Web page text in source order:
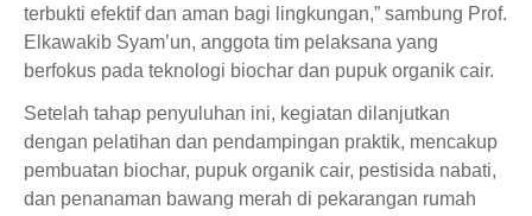
terbukti efektif dan aman bagi lingkungan,” sambung Prof.
Elkawakib Syam’un, anggota tim pelaksana yang
berfokus pada teknologi biochar dan pupuk organik cair.
Setelah tahap penyuluhan ini, kegiatan dilanjutkan
dengan pelatihan dan pendampingan praktik, mencakup
pembuatan biochar, pupuk organik cair, pestisida nabati,
dan penanaman bawang merah di pekarangan rumah